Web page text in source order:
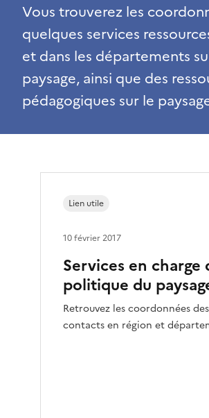
Vous trouverez les
quelques services
et dans les départements
paysage, ainsi que des
pédagogiques sur le
Services en charge
politique du
Retrouvez les coordonnées
contacts en région et
Lien utile
10 février 2017